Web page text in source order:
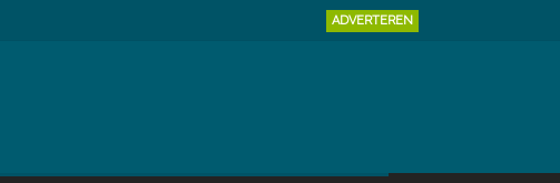
ADVERTEREN